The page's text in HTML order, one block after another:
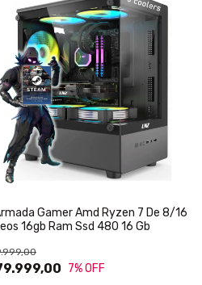
Gamer Amd Ryzen 7 De 8/16
16gb Ram Ssd 480 16 Gb
7% OFF